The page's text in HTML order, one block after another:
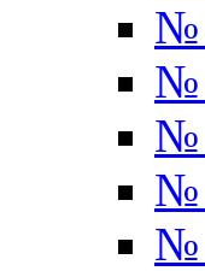
№
№
№
№
№